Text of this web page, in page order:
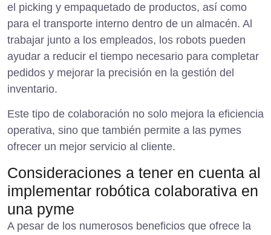
el picking y empaquetado de productos, así como
para el transporte interno dentro de un almacén. Al
trabajar junto a los empleados, los robots pueden
ayudar a reducir el tiempo necesario para completar
pedidos y mejorar la precisión en la gestión del
inventario.
Este tipo de colaboración no solo mejora la eficiencia
operativa, sino que también permite a las pymes
ofrecer un mejor servicio al cliente.
Consideraciones a tener en cuenta al
implementar robótica colaborativa en
una pyme
A pesar de los numerosos beneficios que ofrece la